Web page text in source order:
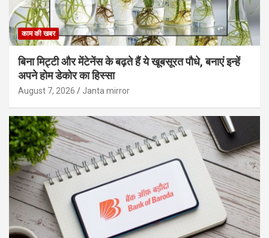
काम की खबर
बिना मिट्टी और मेंटेनेंस के बढ़ते हैं ये खूबसूरत पौधे, बनाएं इन्‍हें
अपने होम डेकोर का हिस्‍सा
August 7, 2026 Janta mirror